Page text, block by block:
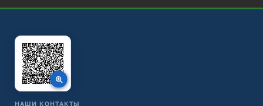
НАШИ КОНТАКТЫ